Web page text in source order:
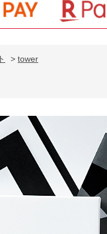
> tower